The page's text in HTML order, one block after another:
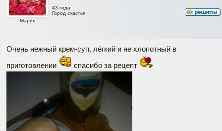
Мария
43 года
Город счастья
Очень нежный крем-суп, лёгкий и не хлопотный в
приготовлении
спасибо за рецепт